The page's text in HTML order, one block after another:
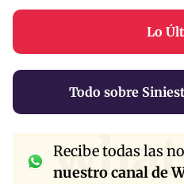
Lo
Todo sobre
Recibe todas las
nuestro canal de